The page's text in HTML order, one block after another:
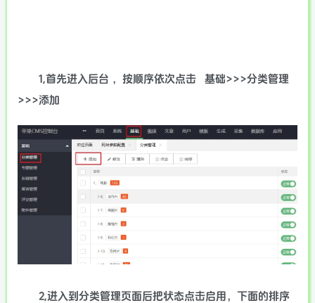
1,首先进入后台 ，按顺序依次点击 基础>>>分类管理
>>>添加
2,进入到分类管理页面后把状态点击启用，下面的排序